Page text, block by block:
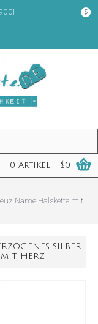
$
0 Artikel - $0
Name Halskette mit
SILBER
MIT HERZ